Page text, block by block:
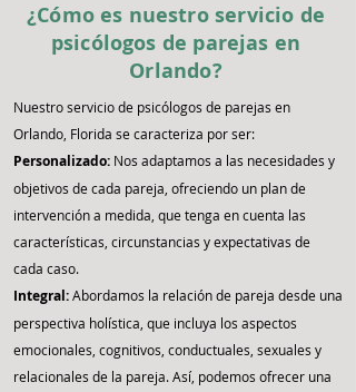
¿Cómo es nuestro servicio de
psicólogos de parejas en
Orlando?
Nuestro servicio de psicólogos de parejas en
Orlando, Florida se caracteriza por ser:
Personalizado: Nos adaptamos a las necesidades y
objetivos de cada pareja, ofreciendo un plan de
intervención a medida, que tenga en cuenta las
características, circunstancias y expectativas de
cada caso.
Integral:Abordamos la relación de pareja desde una
perspectiva holística, que incluya los aspectos
emocionales, cognitivos, conductuales, sexuales y
relacionales de la pareja. Así, podemos ofrecer una